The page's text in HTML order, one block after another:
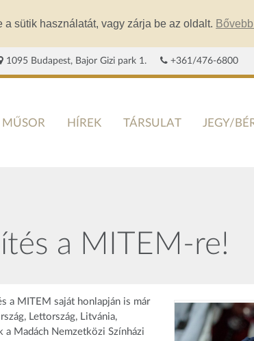
sütik használatát, vagy zárja be az oldalt.
1095 Budapest, Bajor Gizi park 1. +361/476-6800
MŰSOR HÍREK TÁRSULAT JEGY/
a MITEM-re!
a MITEM saját honlapján is már
Lettország, Litvánia,
a Madách Nemzetközi Színházi